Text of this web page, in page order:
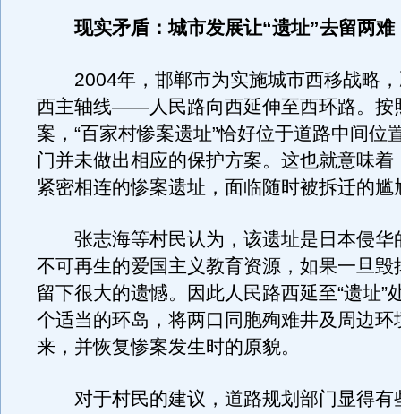
现实矛盾：城市发展让“遗址”去留两难
2004年，邯郸市为实施城市西移战略，
西主轴线——人民路向西延伸至西环路。按
案，“百家村惨案遗址”恰好位于道路中间位
门并未做出相应的保护方案。这也就意味着
紧密相连的惨案遗址，面临随时被拆迁的尴
张志海等村民认为，该遗址是日本侵华
不可再生的爱国主义教育资源，如果一旦毁
留下很大的遗憾。因此人民路西延至“遗址”
个适当的环岛，将两口同胞殉难井及周边环
来，并恢复惨案发生时的原貌。
对于村民的建议，道路规划部门显得有